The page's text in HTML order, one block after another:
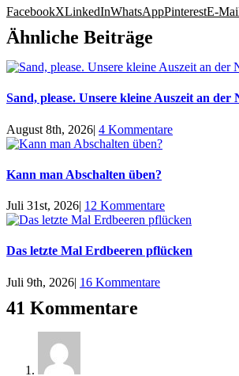
FacebookXLinkedInWhatsAppPinterestE-
Ähnliche Beiträge
Sand, please. Unsere kleine Auszeit an der
August 8th, 2026| 4 Kommentare
Kann man Abschalten üben?
Juli 31st, 2026| 12 Kommentare
Das letzte Mal Erdbeeren pflücken
Juli 9th, 2026| 16 Kommentare
41 Kommentare